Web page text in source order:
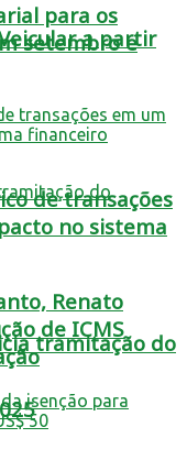
a partir
tramitação do
para os
setembro e
de transações
no sistema
Renato
de ICMS